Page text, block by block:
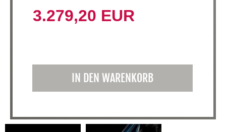
3.279,20 EUR
IN DEN WARENKORB